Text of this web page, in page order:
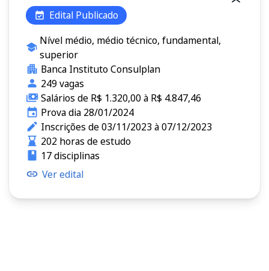
Edital Publicado
Nível médio, médio técnico, fundamental,
superior
Banca Instituto Consulplan
249 vagas
Salários de R$ 1.320,00 à R$ 4.847,46
Prova dia 28/01/2024
Inscrições de 03/11/2023 à 07/12/2023
202 horas de estudo
17 disciplinas
Ver edital